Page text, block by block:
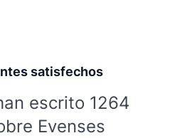
satisfechos
escrito 1264
Evenses